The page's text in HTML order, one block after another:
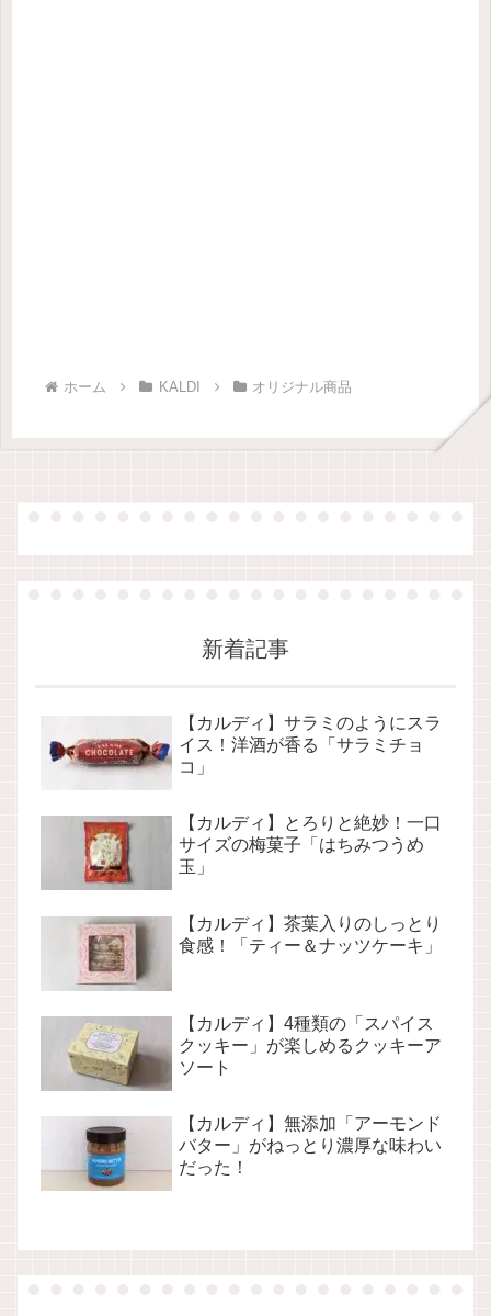
ホーム KALDI オリジナル商品
新着記事
【カルディ】サラミのようにスラ
イス！洋酒が香る「サラミチョ
コ」
【カルディ】とろりと絶妙！一口
サイズの梅菓子「はちみつうめ
玉」
【カルディ】茶葉入りのしっとり
食感！「ティー＆ナッツケーキ」
【カルディ】4種類の「スパイス
クッキー」が楽しめるクッキーア
ソート
【カルディ】無添加「アーモンド
バター」がねっとり濃厚な味わい
だった！